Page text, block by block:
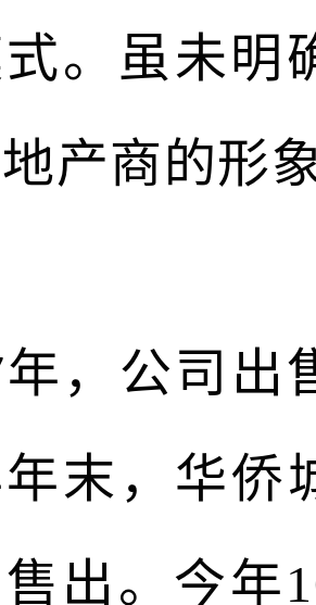
。虽未明
产商的形
年，公司出
末，华侨
出。今年